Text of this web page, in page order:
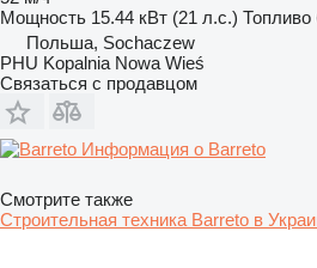
Мощность 15.44 кВт (21 л.с.) Топливо
Польша, Sochaczew
PHU Kopalnia Nowa Wieś
Связаться с продавцом
Информация о Barreto
Смотрите также
Строительная техника Barreto в